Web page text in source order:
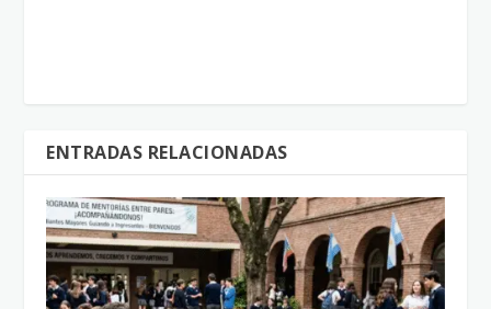
ENTRADAS RELACIONADAS